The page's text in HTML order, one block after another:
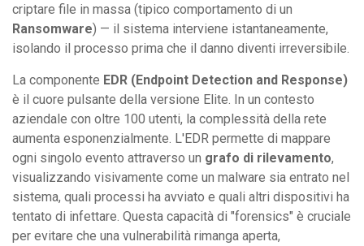
criptare file in massa (tipico comportamento di un
Ransomware) — il sistema interviene istantaneamente,
isolando il processo prima che il danno diventi irreversibile.
La componente EDR (Endpoint Detection and Response)
è il cuore pulsante della versione Elite. In un contesto
aziendale con oltre 100 utenti, la complessità della rete
aumenta esponenzialmente. L'EDR permette di mappare
ogni singolo evento attraverso un grafo di rilevamento,
visualizzando visivamente come un malware sia entrato nel
sistema, quali processi ha avviato e quali altri dispositivi ha
tentato di infettare. Questa capacità di "forensics" è cruciale
per evitare che una vulnerabilità rimanga aperta,